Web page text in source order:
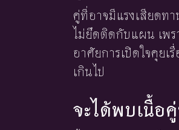
คู่ที่อาจมีแรงเสียดท
ไม่ยึดติดกับแผน เพร
อาศัยการเปิดใจคุย
เกินไป
จะได้พบเนื้อ